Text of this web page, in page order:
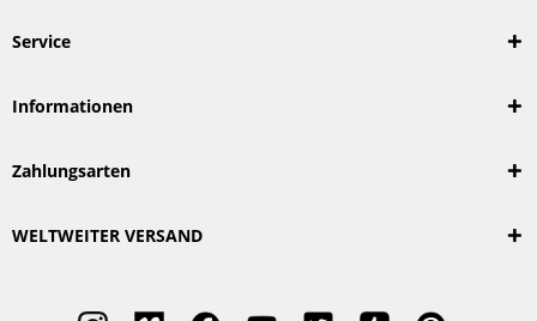
Service
Informationen
Zahlungsarten
WELTWEITER VERSAND